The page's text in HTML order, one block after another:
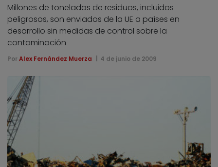
Millones de toneladas de residuos, incluidos
peligrosos, son enviados de la UE a países en
desarrollo sin medidas de control sobre la
contaminación
Por Alex Fernández Muerza 4 de junio de 2009